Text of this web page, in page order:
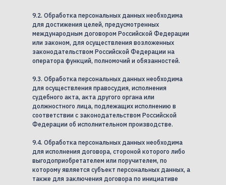
9.2. Обработка персональных данных необходима
для достижения целей, предусмотренных
международным договором Российской Федерации
или законом, для осуществления возложенных
законодательством Российской Федерации на
оператора функций, полномочий и обязанностей.
9.3. Обработка персональных данных необходима
для осуществления правосудия, исполнения
судебного акта, акта другого органа или
должностного лица, подлежащих исполнению в
соответствии с законодательством Российской
Федерации об исполнительном производстве.
9.4. Обработка персональных данных необходима
для исполнения договора, стороной которого либо
выгодоприобретателем или поручителем, по
которому является субъект персональных данных, а
также для заключения договора по инициативе